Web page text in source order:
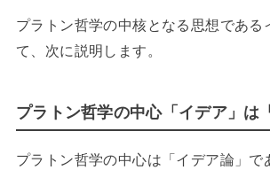
プラトン哲学の中核となる思想である
て、次に説明します。
プラトン哲学の中心「イデア」は
プラトン哲学の中心は「イデア論」で